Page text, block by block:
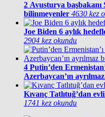
2 Avusturya
bilinmeyenler 4630 kez
Joe Biden 6 aylık
2904 kez okundu
4 Putin’den
Azerbaycan’ın
Kıvanç Tatlıtuğ’dan
1741 kez okundu